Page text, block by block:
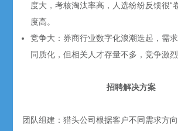
度大，考核淘汰率高，人选纷纷反馈很“
度高。
竞争大：券商行业数字化浪潮迭起，需
同质化，但相关人才存量不多，竞争激烈
招聘解决方案
团队组建：猎头公司根据客户不同需求方